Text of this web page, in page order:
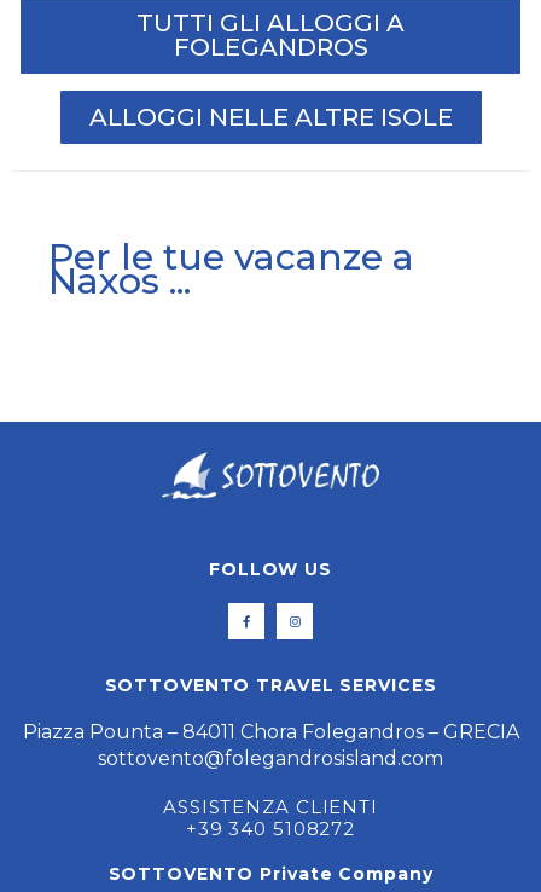
TUTTI GLI ALLOGGI A
FOLEGANDROS
ALLOGGI NELLE ALTRE ISOLE
Per le tue vacanze a
Naxos ...
FOLLOW US
SOTTOVENTO TRAVEL SERVICES
Piazza Pounta – 84011 Chora Folegandros – GRECIA
sottovento@folegandrosisland.com
ASSISTENZA CLIENTI
+39 340 5108272
SOTTOVENTO Private Company